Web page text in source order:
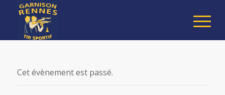
Cet évènement est passé.